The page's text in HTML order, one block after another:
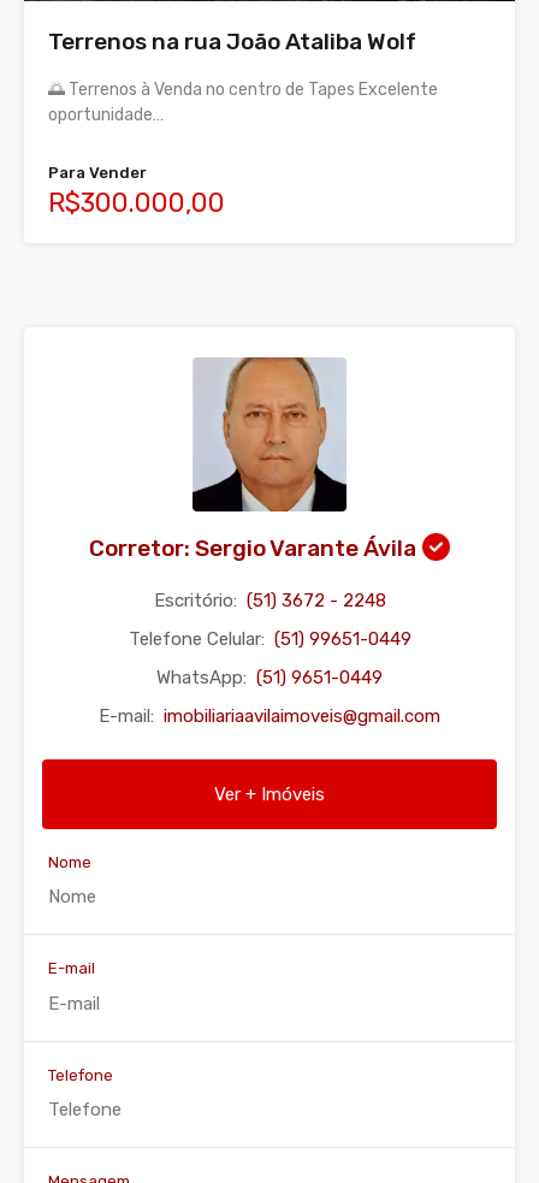
Terrenos na rua João Ataliba Wolf
🌅 Terrenos à Venda no centro de Tapes Excelente
oportunidade…
Para Vender
R$300.000,00
Corretor: Sergio Varante Ávila
Escritório: (51) 3672 - 2248
Telefone Celular: (51) 99651-0449
WhatsApp: (51) 9651-0449
E-mail: imobiliariaavilaimoveis@gmail.com
Ver + Imóveis
Nome
E-mail
Telefone